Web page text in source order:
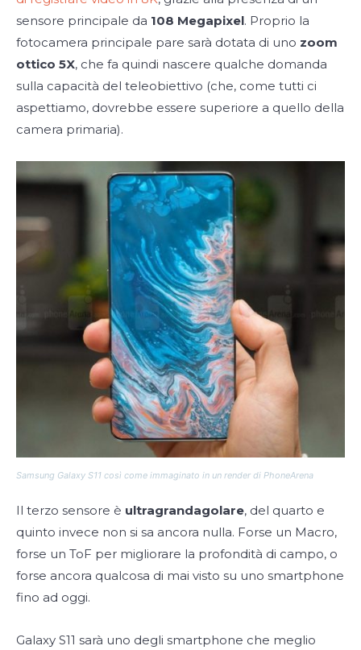
sensore principale da 108 Megapixel. Proprio la
fotocamera principale pare sarà dotata di uno zoom
ottico 5X, che fa quindi nascere qualche domanda
sulla capacità del teleobiettivo (che, come tutti ci
aspettiamo, dovrebbe essere superiore a quello della
camera primaria).
Samsung Galaxy S11 così come immaginato in un render di PhoneArena
Il terzo sensore è ultragrandagolare, del quarto e
quinto invece non si sa ancora nulla. Forse un Macro,
forse un ToF per migliorare la profondità di campo, o
forse ancora qualcosa di mai visto su uno smartphone
fino ad oggi.
Galaxy S11 sarà uno degli smartphone che meglio